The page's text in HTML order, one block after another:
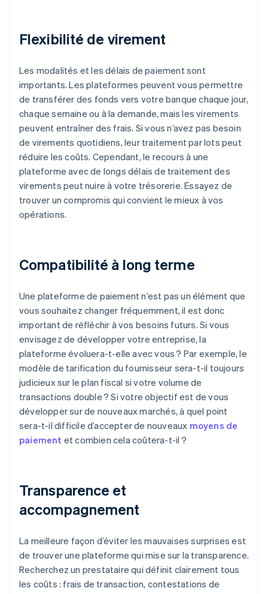
Flexibilité de virement
Les modalités et les délais de paiement sont
importants. Les plateformes peuvent vous permettre
de transférer des fonds vers votre banque chaque jour,
chaque semaine ou à la demande, mais les virements
peuvent entraîner des frais. Si vous n’avez pas besoin
de virements quotidiens, leur traitement par lots peut
réduire les coûts. Cependant, le recours à une
plateforme avec de longs délais de traitement des
virements peut nuire à votre trésorerie. Essayez de
trouver un compromis qui convient le mieux à vos
opérations.
Compatibilité à long terme
Une plateforme de paiement n’est pas un élément que
vous souhaitez changer fréquemment, il est donc
important de réfléchir à vos besoins futurs. Si vous
envisagez de développer votre entreprise, la
plateforme évoluera-t-elle avec vous ? Par exemple, le
modèle de tarification du fournisseur sera-t-il toujours
judicieux sur le plan fiscal si votre volume de
transactions double ? Si votre objectif est de vous
développer sur de nouveaux marchés, à quel point
sera-t-il difficile d’accepter de nouveaux moyens de
paiement et combien cela coûtera-t-il ?
Transparence et
accompagnement
La meilleure façon d’éviter les mauvaises surprises est
de trouver une plateforme qui mise sur la transparence.
Recherchez un prestataire qui définit clairement tous
les coûts : frais de transaction, contestations de